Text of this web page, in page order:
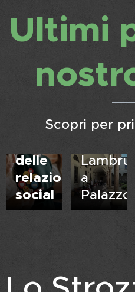
Ultimi
Scopri per
04.06.2026
delle
relazioni
social
a
Palazzo